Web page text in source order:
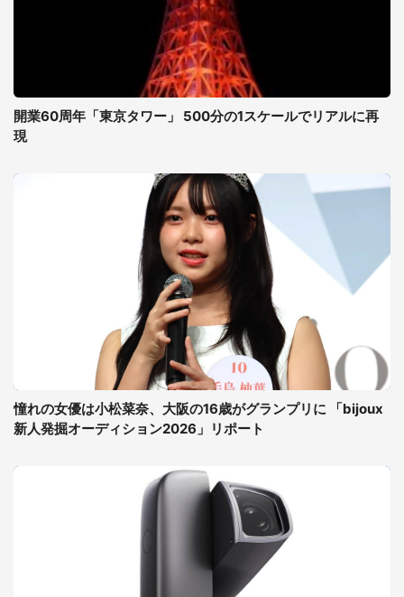
開業60周年「東京タワー」 500分の1スケールでリアルに再
現
憧れの女優は小松菜奈、大阪の16歳がグランプリに 「bijoux
新人発掘オーディション2026」リポート